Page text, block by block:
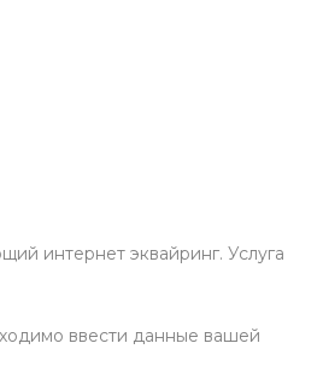
интернет эквайринг. Услуга
ввести данные вашей